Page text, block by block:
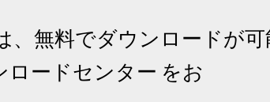
、無料でダウンロードが
ロードセンター をお